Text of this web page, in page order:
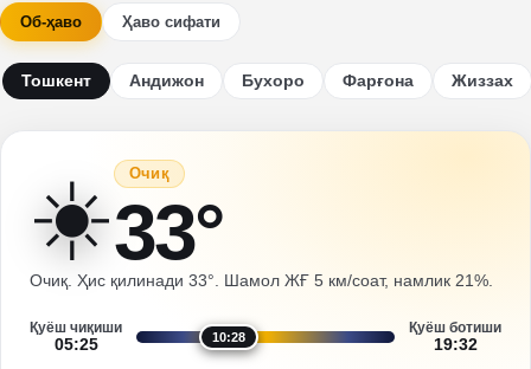
Об-ҳаво Ҳаво сифати
Тошкент Андижон Бухоро Фарғона Жиззах
☀️ Очиқ
33°
Очиқ. Ҳис қилинади 33°. Шамол ЖҒ 5 км/соат, намлик 21%.
Қуёш чиқиши
05:25 10:28
Қуёш ботиши
19:32